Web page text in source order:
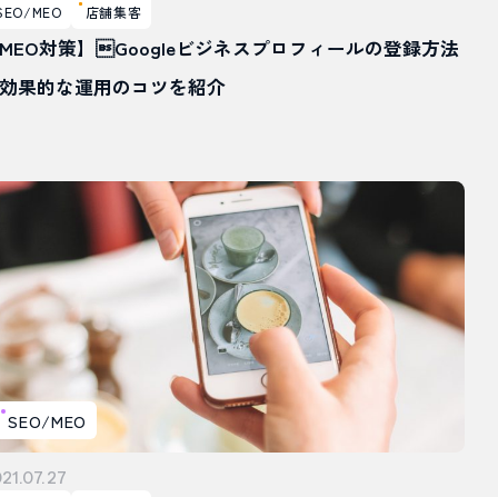
MEO 店舗集客
対策】Googleビジネスプロフィールの登録方法
果的な運用のコツを紹介
SEO/MEO